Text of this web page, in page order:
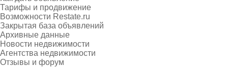
Тарифы и продвижение
Возможности Restate.ru
Закрытая база объявлений
Архивные данные
Новости недвижимости
Агентства недвижимости
Отзывы и форум